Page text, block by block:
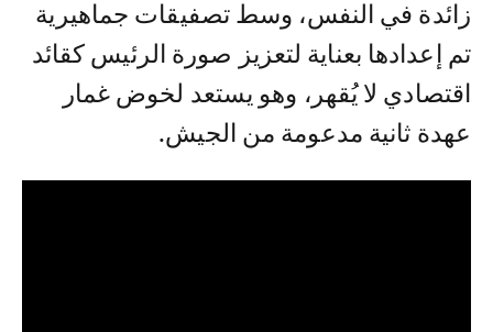
زائدة في النفس، وسط تصفيقات جماهيرية
تم إعدادها بعناية لتعزيز صورة الرئيس كقائد
اقتصادي لا يُقهر، وهو يستعد لخوض غمار
عهدة ثانية مدعومة من الجيش.